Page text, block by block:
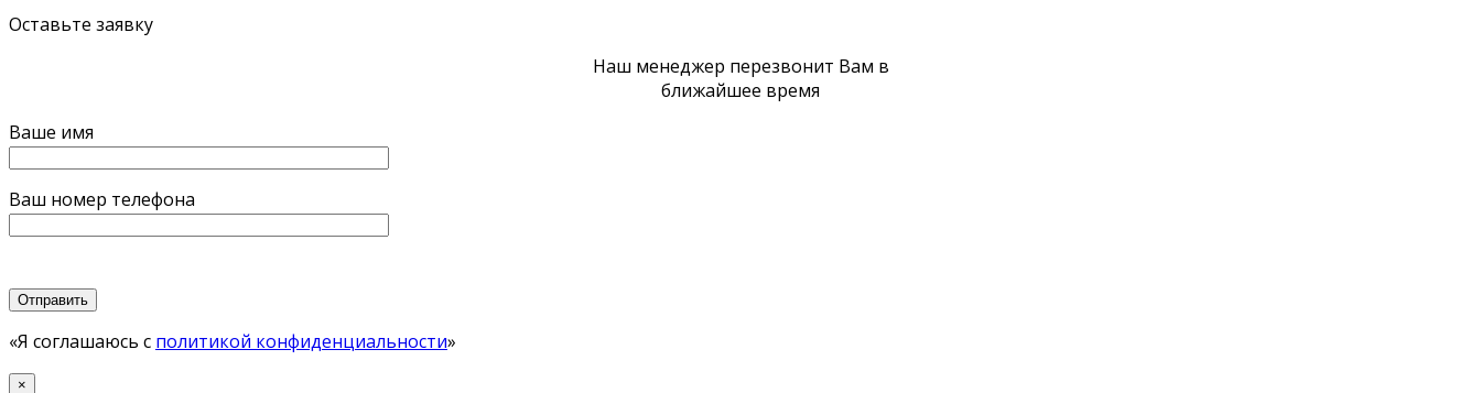
Оставьте заявку
Наш менеджер перезвонит Вам в
ближайшее время
Ваше имя
Ваш номер телефона
«Я соглашаюсь с политикой конфиденциальности»
×